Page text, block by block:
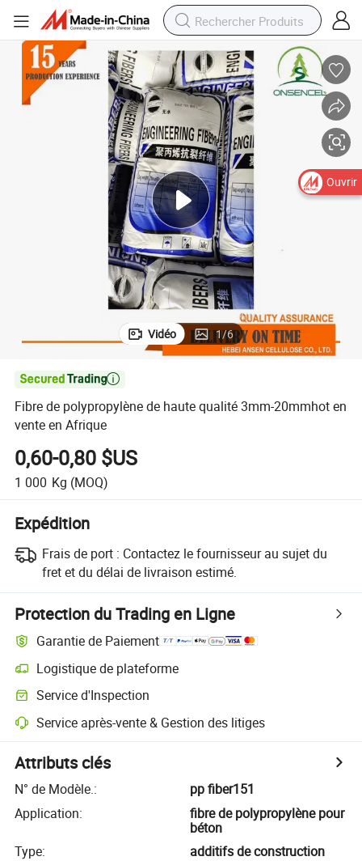
Vidéo 1/6

Fibre de polypropylène de haute qualité 3mm-20mmhot en
vente en Afrique
0,60-0,80 $US
1 000 Kg (MOQ)
Expédition
Frais de port : Contactez le fournisseur au sujet du
fret et du délai de livraison estimé.
Protection du Trading en Ligne
Garantie de Paiement
Logistique de plateforme
Service d'Inspection
Service après-vente & Gestion des litiges
Attributs clés
N° de Modèle.:
pp fiber151
Application:
fibre de polypropylène pour
béton
Type:
additifs de construction
Ouvrir